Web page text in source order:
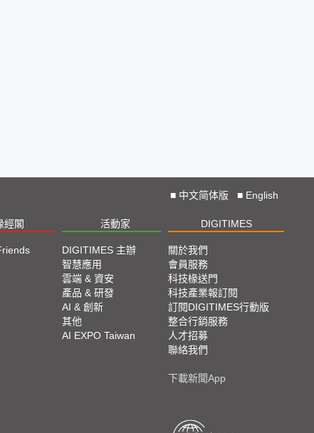
■ 中文简体版 ■ English
經閣 活動家 DIGITIMES
DIGITIMES 主辦
智慧應用
雲端 & 資安
產品 & 研發
AI & 創新
其他
AI EXPO Taiwan
關於我們
會員服務
科技椽送門
科技產業報訂閱
訂閱DIGITIMES行動版
整合行銷服務
人才招募
聯絡我們
下載新聞App